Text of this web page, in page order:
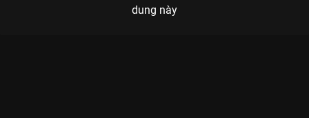
dung này